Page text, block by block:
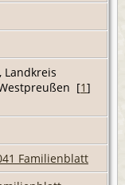
Landkreis
[1]
Familienblatt